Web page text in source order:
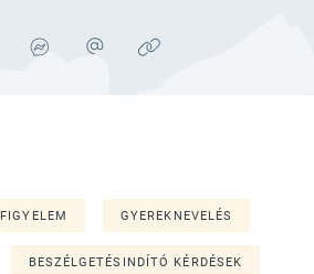
FIGYELEM GYEREKNEVELÉS
BESZÉLGETÉSINDÍTÓ KÉRDÉSEK